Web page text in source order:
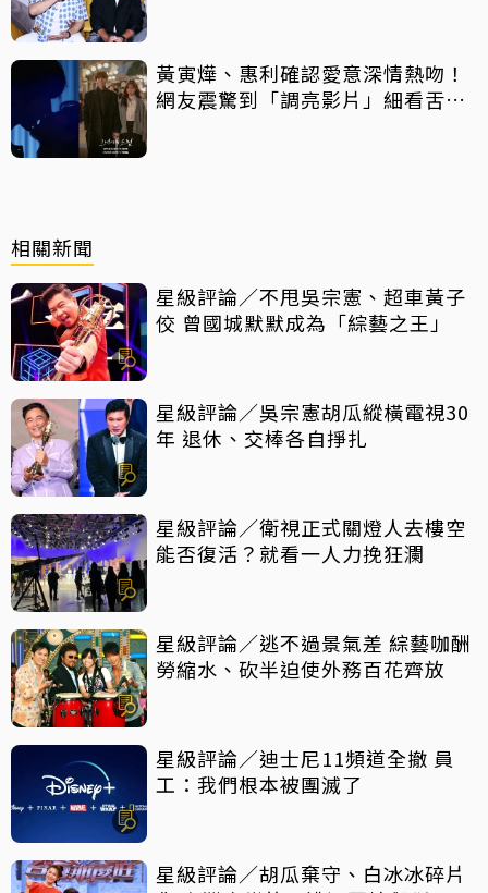
黃寅燁、惠利確認愛意深情熱吻！
網友震驚到「調亮影片」細看舌吻
相關新聞
星級評論／不甩吳宗憲、超車黃子
佼 曾國城默默成為「綜藝之王」
星級評論／吳宗憲胡瓜縱橫電視30
年 退休、交棒各自掙扎
星級評論／衛視正式關燈人去樓空
能否復活？就看一人力挽狂瀾
星級評論／逃不過景氣差 綜藝咖酬
勞縮水、砍半迫使外務百花齊放
星級評論／迪士尼11頻道全撤 員
工：我們根本被團滅了
星級評論／胡瓜棄守、白冰冰碎片